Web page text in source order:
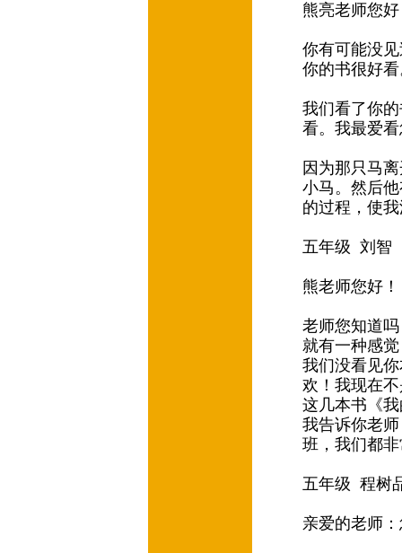
熊亮老师您
你有可能没
你的书很好
我们看了你
看。我最爱
因为那只马
小马。然后
的过程，使
五年级 刘智
熊老师您好
老师您知道
就有一种感
我们没看见
欢！我现在
这几本书《
我告诉你老
班，我们都
五年级 程
亲爱的老师